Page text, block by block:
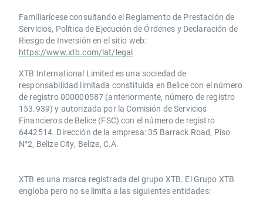
Familiarícese consultando el Reglamento de Prestación de
Servicios, Política de Ejecución de Órdenes y Declaración de
Riesgo de Inversión en el sitio web:
https://www.xtb.com/lat/legal
XTB International Limited es una sociedad de
responsabilidad limitada constituida en Belice con el número
de registro 000000587 (anteriormente, número de registro
153.939) y autorizada por la Comisión de Servicios
Financieros de Belice (FSC) con el número de registro
6442514. Dirección de la empresa: 35 Barrack Road, Piso
N°2, Belize City, Belize, C.A.
​​XTB es una marca registrada del grupo XTB. El Grupo XTB
engloba pero no se limita a las siguientes entidades: